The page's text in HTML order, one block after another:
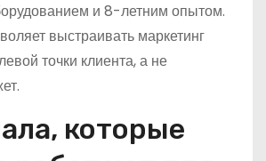
и 8-летним опытом.
выстраивать маркетинг
точки клиента, а не
которые